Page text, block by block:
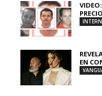
EN